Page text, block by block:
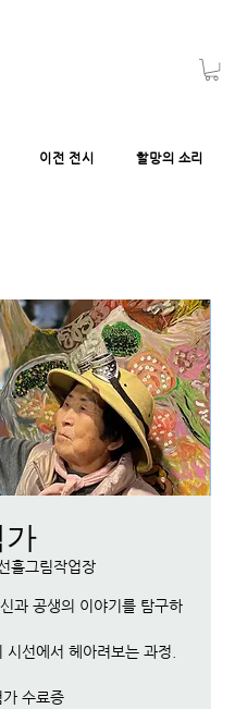
이전 전시 할망의 소리
가
흘그림작업장
과 공생의 이야기를 탐구하
선에서 헤아려보는 과정.
수료증